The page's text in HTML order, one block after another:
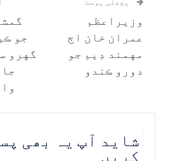
وزيراعظم
عمران خان اڄ
مهمند ڊيم جو
دورو ڪندو
جو
گهرو
شاید آپ یہ بھی
کریں